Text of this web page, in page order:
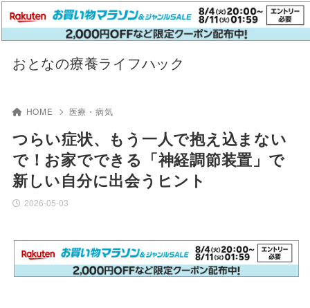
おとなの療養ライフハック
HOME 医療・病気
つらい症状、もう一人で抱え込まない
で！お家でできる「神経調節装置」で
新しい自分に出会うヒント
2026-05-03